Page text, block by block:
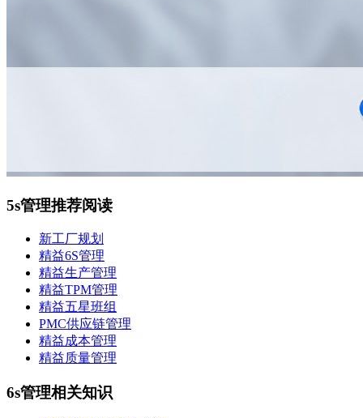
5s管理推荐阅读
新工厂规划
精益6S管理
精益生产管理
精益TPM管理
精益五星班组
PMC供应链管理
精益成本管理
精益质量管理
6s管理相关知识